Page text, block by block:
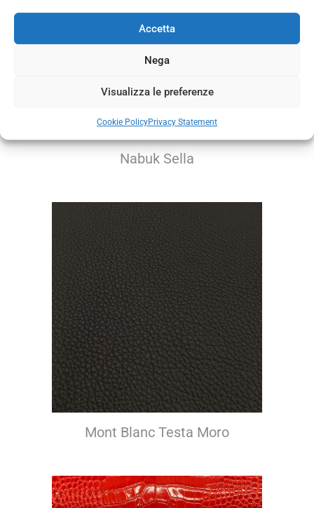
Accetta
Nega
Visualizza le preferenze
Cookie PolicyPrivacy Statement
Nabuk Sella
Mont Blanc Testa Moro